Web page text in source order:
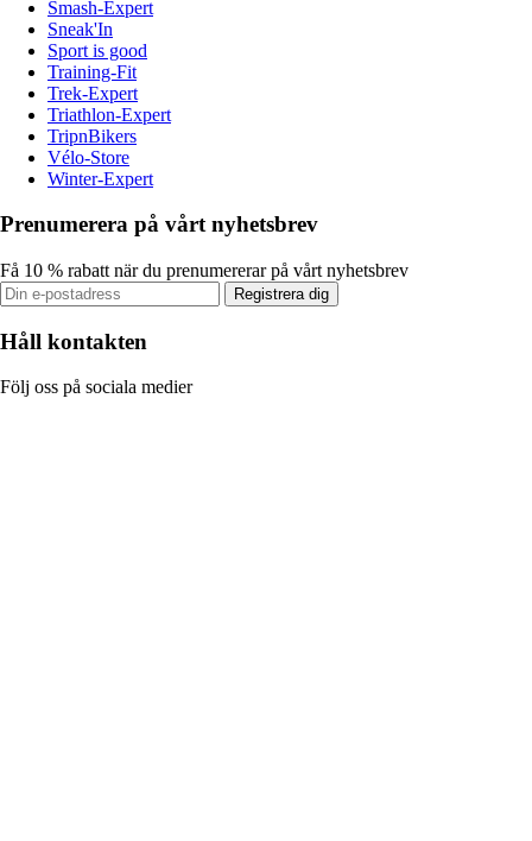
Smash-Expert
Sneak'In
Sport is good
Training-Fit
Trek-Expert
Triathlon-Expert
TripnBikers
Vélo-Store
Winter-Expert
Prenumerera på vårt nyhetsbrev
Få 10 % rabatt när du prenumererar på vårt nyhetsbrev
Registrera dig
Håll kontakten
Följ oss på sociala medier